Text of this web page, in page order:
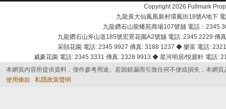
Copyright 2026 Fullmark
九龍黃大仙鳳凰新村環鳳街18號A地下
九龍鑽石山龍蟠苑商場107號舖 電話：2345
九龍鑽石山斧山道185號宏景花園A2號舖 電話: 2345 2229
采頣花園 電話: 2345 9927 傳真: 3188 1237 ◆ 樂富 電話:
威豪花園 電話: 2345 3331 傳真: 2328 9913 ◆ 星河明居/悅庭軒 電話
本網頁內容所提供資料，僅作參考用途。若因錯漏而引致任何不便或損失，本網
使用條款
私隱政策聲明